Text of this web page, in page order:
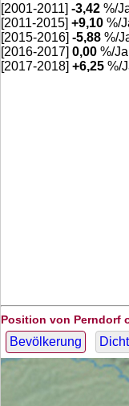
[2001-2011] -3,42 %/
[2011-2015] +9,10 %/
[2015-2016] -5,88 %/
[2016-2017] 0,00 %/
[2017-2018] +6,25 %/
Position von Perndorf
Bevölkerung